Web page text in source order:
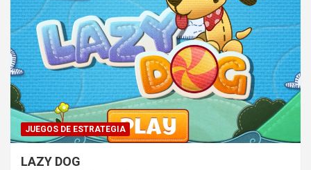
JUEGOS DE ESTRATEGIA
LAZY DOG